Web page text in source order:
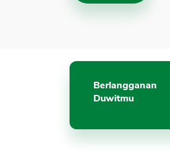
Berlangganan
Duwitmu